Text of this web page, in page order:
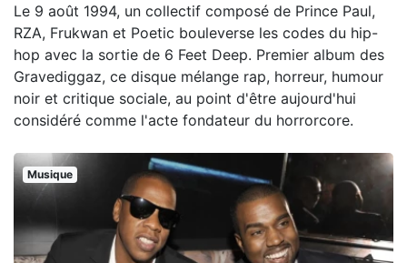
Le 9 août 1994, un collectif composé de Prince Paul,
RZA, Frukwan et Poetic bouleverse les codes du hip-
hop avec la sortie de 6 Feet Deep. Premier album des
Gravediggaz, ce disque mélange rap, horreur, humour
noir et critique sociale, au point d'être aujourd'hui
considéré comme l'acte fondateur du horrorcore.
Musique